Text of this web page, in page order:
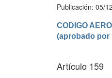
Publicación: 05/
CODIGO
(aprobado por
Artículo 159